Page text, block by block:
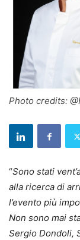
Photo credits:
“Sono stati
alla ricerca di
l’evento più
Non sono mai
Sergio Dondoli,